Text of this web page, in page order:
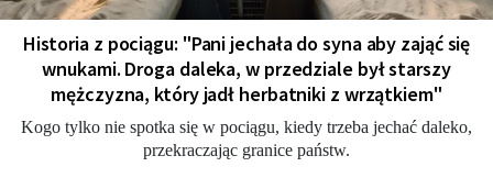
Historia z pociągu: "Pani jechała do syna aby zająć się
wnukami. Droga daleka, w przedziale był starszy
mężczyzna, który jadł herbatniki z wrzątkiem"
Kogo tylko nie spotka się w pociągu, kiedy trzeba jechać daleko,
przekraczając granice państw.